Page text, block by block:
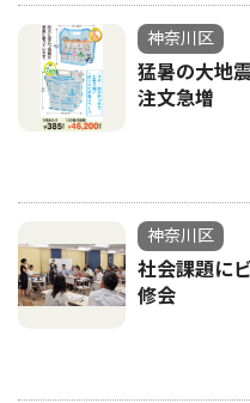
神奈川区
猛暑の大地
注文急増
神奈川区
社会課題に
修会